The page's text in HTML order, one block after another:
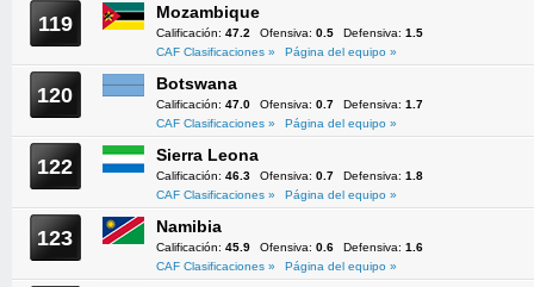
119 Mozambique
Calificación: 47.2 Ofensiva: 0.5 Defensiva: 1.5
CAF Clasificaciones »
Página del equipo »
120 Botswana
Calificación: 47.0 Ofensiva: 0.7 Defensiva: 1.7
CAF Clasificaciones »
Página del equipo »
122 Sierra Leona
Calificación: 46.3 Ofensiva: 0.7 Defensiva: 1.8
CAF Clasificaciones »
Página del equipo »
123 Namibia
Calificación: 45.9 Ofensiva: 0.6 Defensiva: 1.6
CAF Clasificaciones »
Página del equipo »